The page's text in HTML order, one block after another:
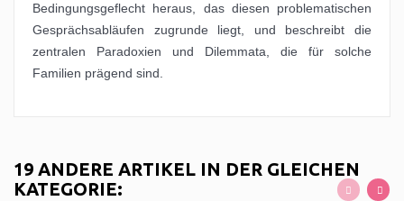
Bedingungsgeflecht heraus, das diesen problematischen
Gesprächsabläufen zugrunde liegt, und beschreibt die
zentralen Paradoxien und Dilemmata, die für solche
Familien prägend sind.
19 ANDERE ARTIKEL IN DER GLEICHEN
KATEGORIE: